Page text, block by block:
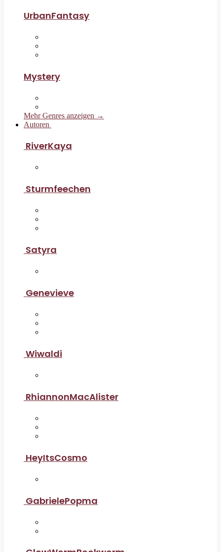
UrbanFantasy
Mystery
Mehr Genres anzeigen →
Autoren
RiverKaya
Sturmfeechen
Satyra
Genevieve
Wiwaldi
RhiannonMacAlister
HeyItsCosmo
GabrielePopma